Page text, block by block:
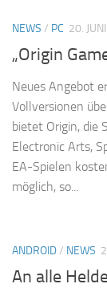
NEWS / PC 20.
„Origin
Neues Angebot
Vollversionen
bietet Origin, die
Electronic Arts,
EA-Spielen
möglich, so...
ANDROID/ NEWS
An alle